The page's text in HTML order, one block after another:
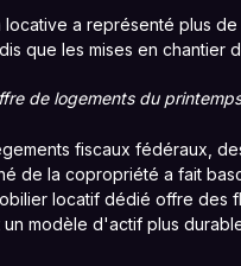
locative a représenté plus
que les mises en chantier
de logements du
fiscaux fédéraux,
de la copropriété a fait
locatif dédié offre des
un modèle d'actif plus